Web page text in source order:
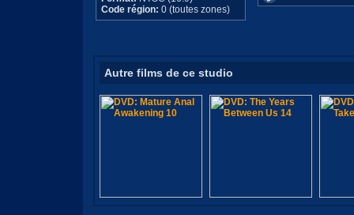
Code région: 0 (toutes zones)
Autre films de ce studio